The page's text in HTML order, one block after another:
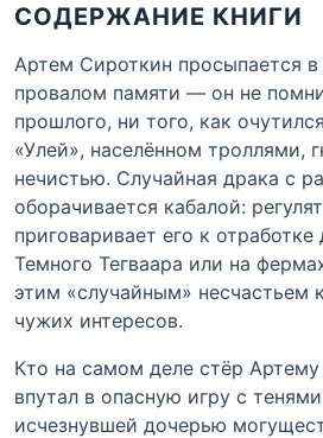
СОДЕРЖАНИЕ КНИГИ
Артем Сироткин просыпается
провалом памяти — он не
прошлого, ни того, как
«Улей», населённом троллями,
нечистью. Случайная драка с
оборачивается кабалой:
приговаривает его к отработке
Темного Тегваара или на
этим «случайным» несчастьем
чужих интересов.
Кто на самом деле стёр
впутал в опасную игру с
исчезнувшей дочерью